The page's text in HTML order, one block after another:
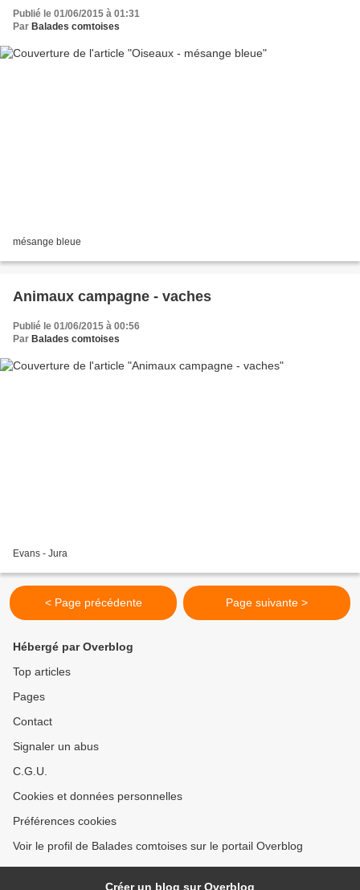
Publié le 01/06/2015 à 01:31
Par Balades comtoises
mésange bleue
Animaux campagne - vaches
Publié le 01/06/2015 à 00:56
Par Balades comtoises
Evans - Jura
< Page précédente Page suivante >
Hébergé par Overblog
Top articles
Pages
Contact
Signaler un abus
C.G.U.
Cookies et données personnelles
Préférences cookies
Voir le profil de Balades comtoises sur le portail Overblog
Créer un blog sur Overblog